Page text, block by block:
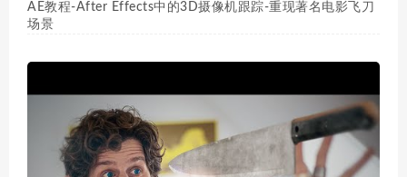
AE教程-After Effects中的3D摄像机跟踪-重现著名电影飞刀
场景